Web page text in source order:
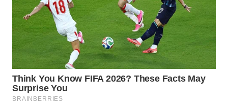
WN
NATUNA
WN
BINTAN
WN
MANDALIKA